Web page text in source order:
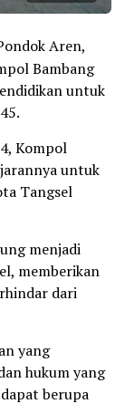
Aren,
Bambang
untuk
Kompol
untuk
Tangsel
menjadi
memberikan
dari
yang
hukum yang
berupa